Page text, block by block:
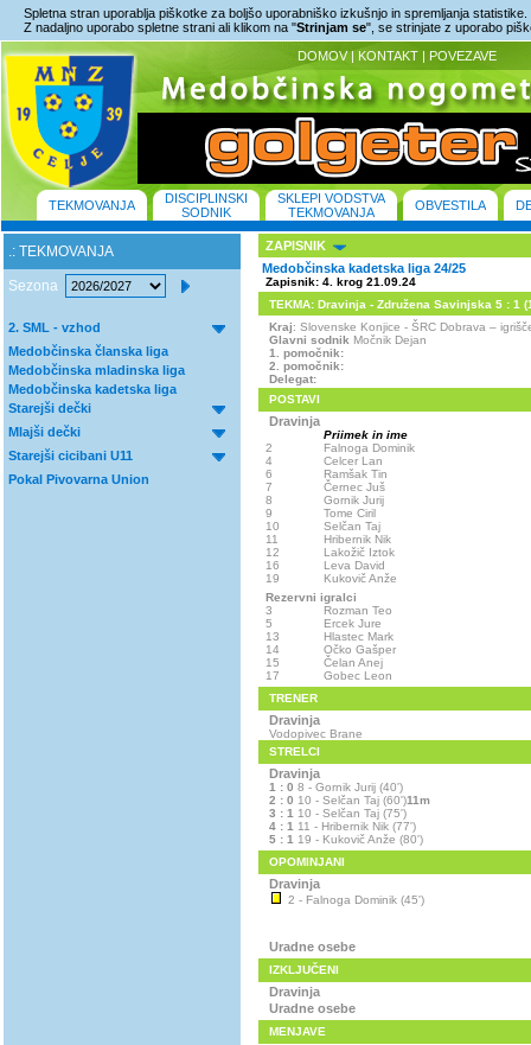
Spletna stran uporablja piškotke za boljšo uporabniško izkušnjo in spremljanja statistike.
Z nadaljno uporabo spletne strani ali klikom na "Strinjam se", se strinjate z uporabo
DOMOV | KONTAKT | POVEZAVE
TEKMOVANJA
DISCIPLINSKI
SODNIK
SKLEPI VODSTVA
TEKMOVANJA
OBVESTILA
.: TEKMOVANJA
Sezona
2. SML - vzhod
Medobčinska članska liga
Medobčinska mladinska liga
Medobčinska kadetska liga
Starejši dečki
Mlajši dečki
Starejši cicibani U11
Pokal Pivovarna Union
ZAPISNIK
Medobčinska kadetska liga 24/25
Zapisnik: 4. krog 21.09.24
TEKMA: Dravinja - Združena Savinjska 5 : 1
Kraj: Slovenske Konjice - ŠRC Dobrava –
Glavni sodnik Močnik Dejan
1. pomočnik:
2. pomočnik:
Delegat:
POSTAVI
Dravinja
Priimek in ime
2
Falnoga Dominik
4
Celcer Lan
6
Ramšak Tin
7
Černec Juš
8
Gornik Jurij
9
Tome Ciril
10
Selčan Taj
11
Hribernik Nik
12
Lakožič Iztok
16
Leva David
19
Kukovič Anže
Rezervni igralci
3
Rozman Teo
5
Ercek Jure
13
Hlastec Mark
14
Očko Gašper
15
Čelan Anej
17
Gobec Leon
TRENER
Dravinja
Vodopivec Brane
STRELCI
Dravinja
1 : 0 8 - Gornik Jurij (40')
2 : 0 10 - Selčan Taj (60')11m
3 : 1 10 - Selčan Taj (75')
4 : 1 11 - Hribernik Nik (77')
5 : 1 19 - Kukovič Anže (80')
OPOMINJANI
Dravinja
2 - Falnoga Dominik (45')
Uradne osebe
IZKLJUČENI
Dravinja
Uradne osebe
MENJAVE